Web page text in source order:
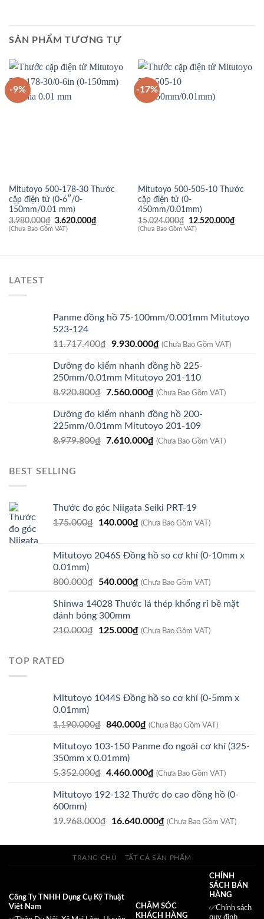
SẢN PHẨM TƯƠNG TỰ
-9%
Mitutoyo 500-178-30 Thước
cặp điện tử (0-6″/0-
150mm/0.01 mm)
3.980.000₫ Giá
gốc
3.620.000₫Giá
hiện
(Chưa Bao Gồm VAT)
-17%
Mitutoyo 500-505-10 Thước
cặp điện tử (0-
450mm/0.01mm)
15.024.000₫
Giá
gốc
12.520.000₫Giá
hiện
(Chưa Bao Gồm VAT)
LATEST
Panme đồng hồ 75-100mm/0.001mm Mitutoyo
523-124
11.717.400₫ Giá
là:
11.717.400₫.
9.930.000₫Giá
tại
là:
9.930.000₫.
(Chưa Bao Gồm VAT)
Dưỡng đo kiểm nhanh đồng hồ 225-
250mm/0.01mm Mitutoyo 201-110
8.920.800₫ Giá
là:
8.920.800₫.
7.560.000₫Giá
tại
là:
7.560.000₫.
(Chưa Bao Gồm VAT)
Dưỡng đo kiểm nhanh đồng hồ 200-
225mm/0.01mm Mitutoyo 201-109
8.979.800₫ Giá
7.610.000₫Giá
(Chưa Bao Gồm VAT)
BEST SELLING
Thước đo góc Niigata Seiki PRT-19
175.000₫
Giá
175.000₫.
140.000₫Giá
là:
(Chưa Bao Gồm VAT)
Mitutoyo 2046S Đồng hồ so cơ khí (0-10mm x
0.01mm)
800.000₫
Giá
là:
800.000₫.
540.000₫Giá
tại
540.000₫.
(Chưa Bao Gồm VAT)
Shinwa 14028 Thước lá thép khổng rỉ bề mặt
đánh bóng 300mm
210.000₫
Giá
125.000₫Giá
(Chưa Bao Gồm VAT)
TOP RATED
Mitutoyo 1044S Đồng hồ so cơ khí (0-5mm x
0.01mm)
1.190.000₫ Giá
là:
1.190.000₫.
840.000₫Giá
tại
840.000₫.
(Chưa Bao Gồm VAT)
Mitutoyo 103-150 Panme đo ngoài cơ khí (325-
350mm x 0.01mm)
5.352.000₫ Giá
là:
4.460.000₫Giá
tại
4.460.000₫.
(Chưa Bao Gồm VAT)
Mitutoyo 192-132 Thước đo cao đồng hồ (0-
600mm)
19.968.000₫
Giá
là:
19.968.000₫.
16.640.000₫Giá
tại
là:
(Chưa Bao Gồm VAT)
TRANG CHỦ TẤT CẢ SẢN PHẨM
Công Ty TNHH Dụng Cụ Kỹ Thuật
Việt Nam
CHĂM SÓC
KHÁCH HÀNG
CHÍNH
SÁCH BÁN
HÀNG
✅Chính sách